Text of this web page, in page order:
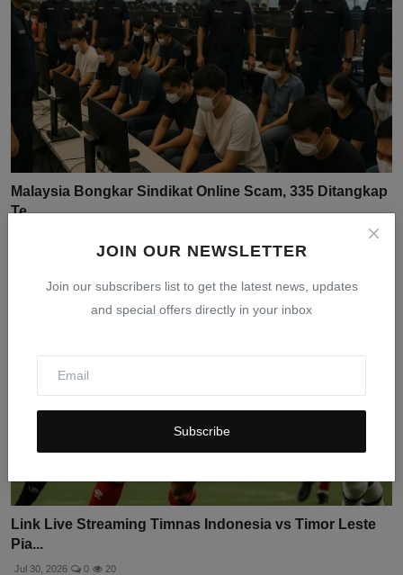
JOIN OUR NEWSLETTER
Join our subscribers list to get the latest news, updates
and special offers directly in your inbox
Subscribe
Malaysia Bongkar Sindikat Online Scam, 335 Ditangkap
Te...
Link Live Streaming Timnas Indonesia vs Timor Leste
Pia...
Jul 30, 2026 0 20